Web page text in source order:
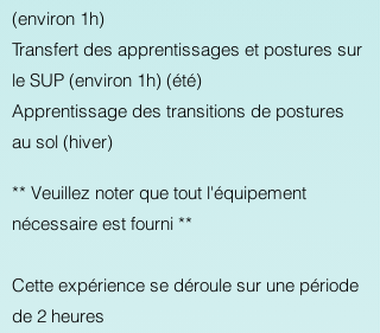
(environ 1h)
Transfert des apprentissages et postures sur
le SUP (environ 1h) (été)
Apprentissage des transitions de postures
au sol (hiver)
** Veuillez noter que tout l'équipement
nécessaire est fourni **
Cette expérience se déroule sur une période
de 2 heures